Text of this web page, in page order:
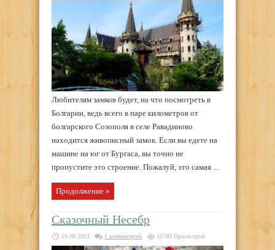
Любителям замков будет, на что посмотреть в
Болгарии, ведь всего в паре километров от
болгарского Созополя в селе Равадиново
находится живописный замок. Если вы едете на
машине на юг от Бургаса, вы точно не
пропустите это строение. Пожалуй, это самая ...
Продолжение »
Сказочный Несебр
19.08.2013 1 комментарий 15789 Просмотров